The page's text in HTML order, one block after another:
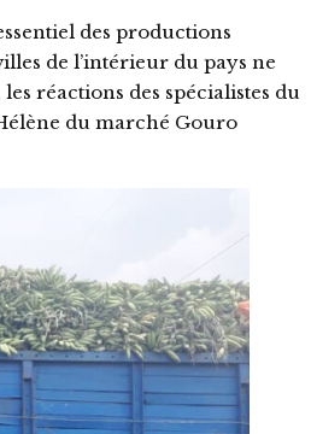
des productions
de l’intérieur du pays ne
réactions des spécialistes du
du marché Gouro